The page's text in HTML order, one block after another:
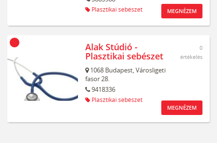
Plasztikai sebészet MEGNÉZEM
Alak Stúdió -
Plasztikai sebészet
1068 Budapest,Városligeti
fasor 28.
9418336
Plasztikai sebészet
0
értékelés
MEGNÉZEM